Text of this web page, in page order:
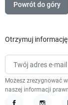
Powrót do góry
Otrzymuj
Możesz zrezygnować
naszej informacji